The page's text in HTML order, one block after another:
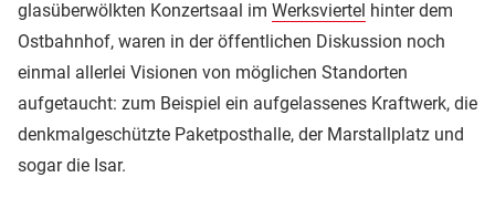
glasüberwölkten Konzertsaal im Werksviertel hinter dem
Ostbahnhof, waren in der öffentlichen Diskussion noch
einmal allerlei Visionen von möglichen Standorten
aufgetaucht: zum Beispiel ein aufgelassenes Kraftwerk, die
denkmalgeschützte Paketposthalle, der Marstallplatz und
sogar die Isar.